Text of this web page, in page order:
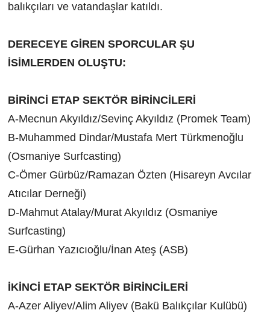
balıkçıları ve vatandaşlar katıldı.
DERECEYE GİREN SPORCULAR ŞU
İSİMLERDEN OLUŞTU:
BİRİNCİ ETAP SEKTÖR BİRİNCİLERİ
A-Mecnun Akyıldız/Sevinç Akyıldız (Promek Team)
B-Muhammed Dindar/Mustafa Mert Türkmenoğlu
(Osmaniye Surfcasting)
C-Ömer Gürbüz/Ramazan Özten (Hisareyn Avcılar
Atıcılar Derneği)
D-Mahmut Atalay/Murat Akyıldız (Osmaniye
Surfcasting)
E-Gürhan Yazıcıoğlu/İnan Ateş (ASB)
İKİNCİ ETAP SEKTÖR BİRİNCİLERİ
A-Azer Aliyev/Alim Aliyev (Bakü Balıkçılar Kulübü)